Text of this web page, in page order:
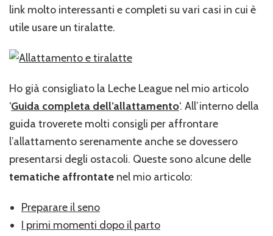
link molto interessanti e completi su vari casi in cui è
utile usare un tiralatte.
Ho già consigliato la Leche League nel mio articolo
‘Guida completa dell’allattamento‘. All’interno della
guida troverete molti consigli per affrontare
l’allattamento serenamente anche se dovessero
presentarsi degli ostacoli. Queste sono alcune delle
tematiche affrontate nel mio articolo:
Preparare il seno
I primi momenti dopo il parto